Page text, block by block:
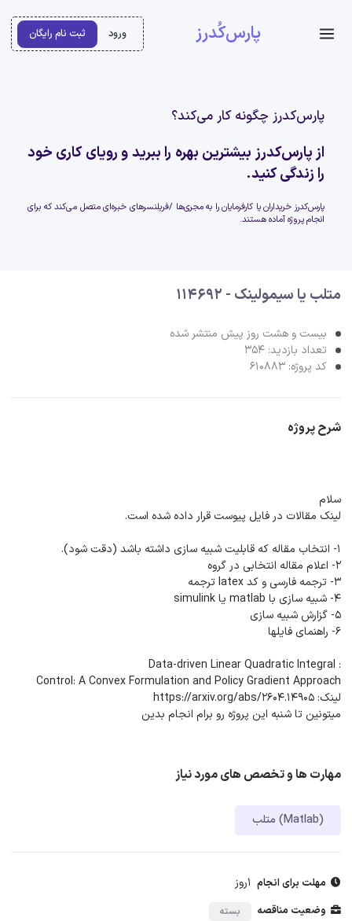
پارس‌کُدرز ورود ثبت نام رایگان
پارس‌کدرز چگونه کار می‌کند؟
از پارس‌کدرز بیشترین بهره را ببرید و رویای کاری خود
را زندگی کنید.
پارس‌کدرز خریداران یا کارفرمایان را به مجری‌ها /فریلنسرهای خبره‌ای متصل می‌کند که برای
انجام پروژه آماده هستند.
متلب یا سیمولینک - 114692
بیست و هشت روز پیش منتشر شده
تعداد بازدید: 354
کد پروژه: 610883
شرح پروژه
سلام
لینک مقالات در فایل پیوست قرار داده شده است.
۱- انتخاب مقاله که قابلیت شبیه سازی داشته باشد (دقت شود).
۲- اعلام مقاله انتخابی در گروه
۳- ترجمه فارسی و کد latex ترجمه
۴- شبیه سازی با matlab یا simulink
۵- گزارش شبیه سازی
۶- راهنمای فایلها
: Data-driven Linear Quadratic Integral
Control: A Convex Formulation and Policy Gradient Approach
لینک: https://arxiv.org/abs/2604.14905
میتونین تا شنبه این پروژه رو برام انجام بدین
مهارت ها و تخصص های مورد نیاز
متلب (Matlab)
مهلت برای انجام 1روز
وضعیت مناقصه بسته